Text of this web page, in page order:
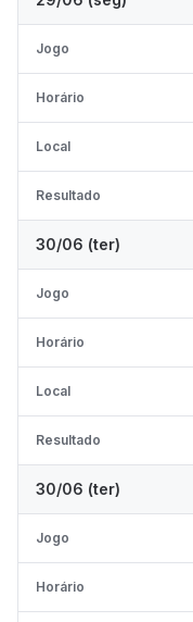
Jogo
Horário
Local
Resultado
30/06 (ter)
Jogo
Horário
Local
Resultado
30/06 (ter)
Jogo
Horário